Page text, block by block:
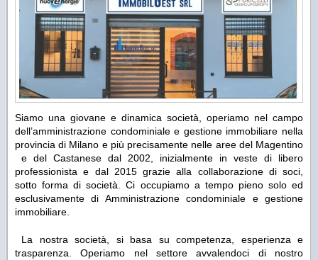
Siamo una giovane e dinamica società, operiamo nel campo
dell’amministrazione condominiale e gestione immobiliare nella
provincia di Milano e più precisamente nelle aree del Magentino
e del Castanese dal 2002, inizialmente in veste di libero
professionista e dal 2015 grazie alla collaborazione di soci,
sotto forma di società. Ci occupiamo a tempo pieno solo ed
esclusivamente di Amministrazione condominiale e gestione
immobiliare.
La nostra società, si basa su competenza, esperienza e
trasparenza. Operiamo nel settore avvalendoci di nostro